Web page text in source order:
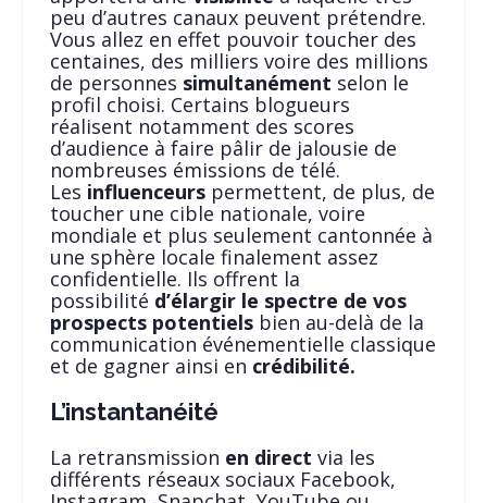
peu d’autres canaux peuvent prétendre.
Vous allez en effet pouvoir toucher des
centaines, des milliers voire des millions
de personnes simultanément selon le
profil choisi. Certains blogueurs
réalisent notamment des scores
d’audience à faire pâlir de jalousie de
nombreuses émissions de télé.
Les influenceurspermettent, de plus, de
toucher une cible nationale, voire
mondiale et plus seulement cantonnée à
une sphère locale finalement assez
confidentielle. Ils offrent la
possibilité d’élargir le spectre de vos
prospects potentielsbien au-delà de la
communication événementielle classique
et de gagner ainsi en crédibilité.
L’instantanéité
La retransmission en direct via les
différents réseaux sociaux Facebook,